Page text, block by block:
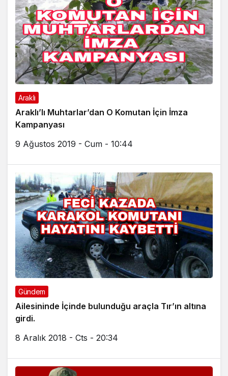
Araklı
Araklı’lı Muhtarlar’dan O Komutan İçin İmza
Kampanyası
9 Ağustos 2019 - Cum - 10:44
Gündem
Ailesininde İçinde bulunduğu araçla Tır’ın altına
girdi.
8 Aralık 2018 - Cts - 20:34